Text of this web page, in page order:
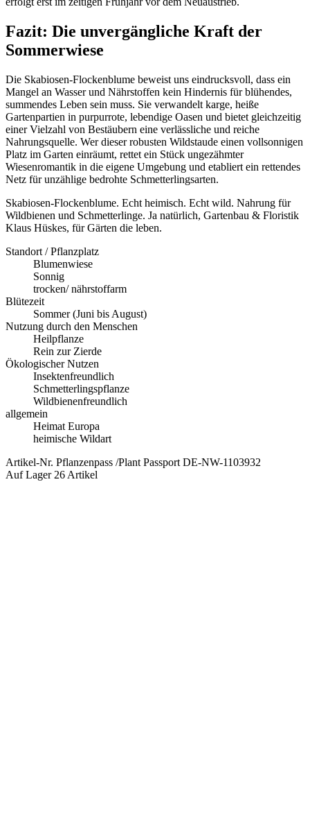
Fazit: Die unvergängliche Kraft der
Sommerwiese
Die Skabiosen-Flockenblume beweist uns eindrucksvoll, dass ein
Mangel an Wasser und Nährstoffen kein Hindernis für blühendes,
summendes Leben sein muss. Sie verwandelt karge, heiße
Gartenpartien in purpurrote, lebendige Oasen und bietet gleichzeitig
einer Vielzahl von Bestäubern eine verlässliche und reiche
Nahrungsquelle. Wer dieser robusten Wildstaude einen vollsonnigen
Platz im Garten einräumt, rettet ein Stück ungezähmter
Wiesenromantik in die eigene Umgebung und etabliert ein rettendes
Netz für unzählige bedrohte Schmetterlingsarten.
Skabiosen-Flockenblume. Echt heimisch. Echt wild. Nahrung für
Wildbienen und Schmetterlinge. Ja natürlich, Gartenbau & Floristik
Klaus Hüskes, für Gärten die leben.
Standort / Pflanzplatz
Blumenwiese
Sonnig
trocken/ nährstoffarm
Blütezeit
Sommer (Juni bis August)
Nutzung durch den Menschen
Heilpflanze
Rein zur Zierde
Ökologischer Nutzen
Insektenfreundlich
Schmetterlingspflanze
Wildbienenfreundlich
allgemein
Heimat Europa
heimische Wildart
Artikel-Nr. Pflanzenpass /Plant Passport DE-NW-1103932
Auf Lager 26 Artikel